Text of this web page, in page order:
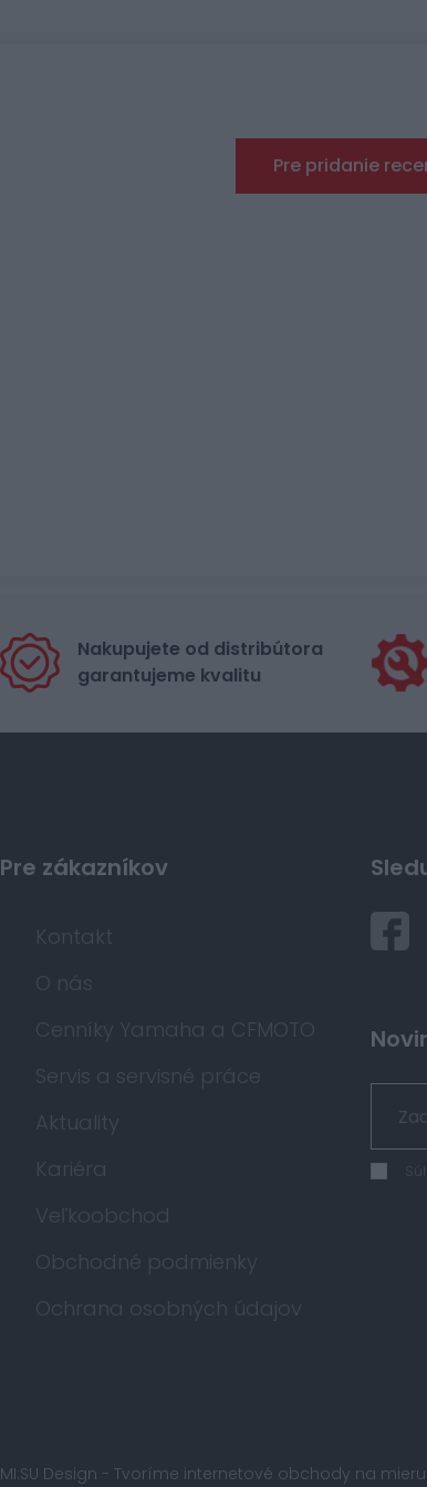
Pre pridanie
Nakupujete od distribútora
garantujeme kvalitu
Pre zákazníkov
Kontakt
O nás
Cenníky Yamaha a CFMOTO
Servis a servisné práce
Aktuality
Kariéra
Veľkoobchod
Obchodné podmienky
Ochrana osobných údajov
MI:SU Design - Tvoríme internetové obchody na mieru